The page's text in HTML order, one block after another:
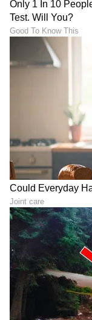
ಈ ರಾಶಿಯವರು
ಮುಕ್ತರಾಗುತ್ತಾರೆ.
ಹಂತವನ್ನು
ಬಡ್ತಿಗಳನ್ನು, ತಮ್ಮ
ಲಾಭವನ್ನು
ಅನುಭವಿಸುತ್ತಾರೆ.
ಆಧ್ಯಾತ್ಮಿಕ
ಸ್ವಭಾವ.
LATEST VIDEOS